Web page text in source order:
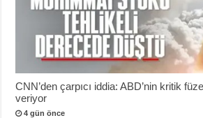
CNN’den çarpıcı iddia: ABD’nin kritik
veriyor
4 gün önce